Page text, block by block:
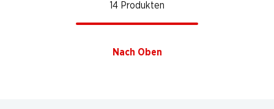
14 Produkten
Nach Oben